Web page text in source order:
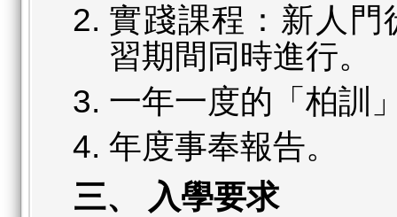
實踐課程：新人
習期間同時進行。
一年一度的「柏訓
年度事奉報告。
三、 入學要求